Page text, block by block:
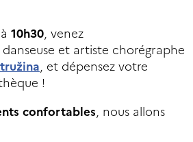
à 10h30, venez
danseuse et artiste chorégraphe
, et dépensez votre
!
confortables, nous allons